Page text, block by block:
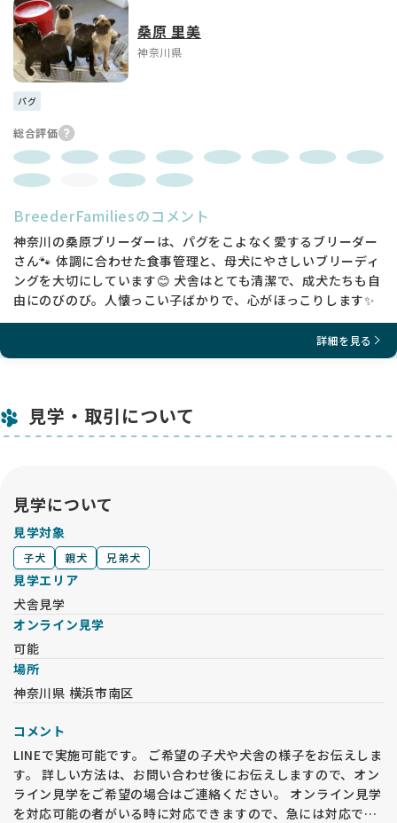
桑原 里美
神奈川県
パグ
総合評価
BreederFamiliesのコメント
神奈川の桑原ブリーダーは、パグをこよなく愛するブリーダー
さん🐾 体調に合わせた食事管理と、母犬にやさしいブリーディ
ングを大切にしています😊 犬舎はとても清潔で、成犬たちも自
由にのびのび。人懐っこい子ばかりで、心がほっこりします✨
詳細を見る
見学・取引について
見学について
見学対象
子犬 親犬 兄弟犬
見学エリア
犬舎見学
オンライン見学
可能
場所
神奈川県 横浜市南区
コメント
LINEで実施可能です。 ご希望の子犬や犬舎の様子をお伝えしま
す。 詳しい方法は、お問い合わせ後にお伝えしますので、オン
ライン見学をご希望の場合はご連絡ください。 オンライン見学
を対応可能の者がいる時に対応できますので、急には対応でき